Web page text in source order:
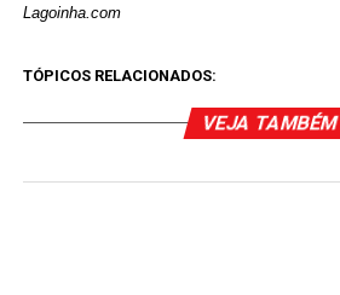
Lagoinha.com
TÓPICOS RELACIONADOS:
VEJA TAMBÉM